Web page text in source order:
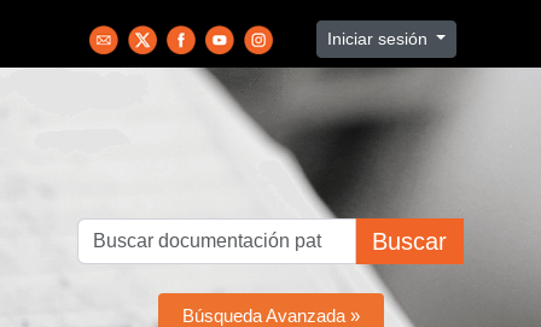
Iniciar sesión
Buscar
Búsqueda Avanzada »